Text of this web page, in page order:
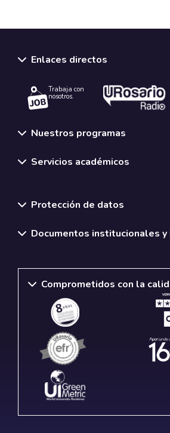
Enlaces directos
Trabaja con
nosotros.
Nuestros programas
Servicios académicos
Protección de datos
Documentos institucionales
Comprometidos con la